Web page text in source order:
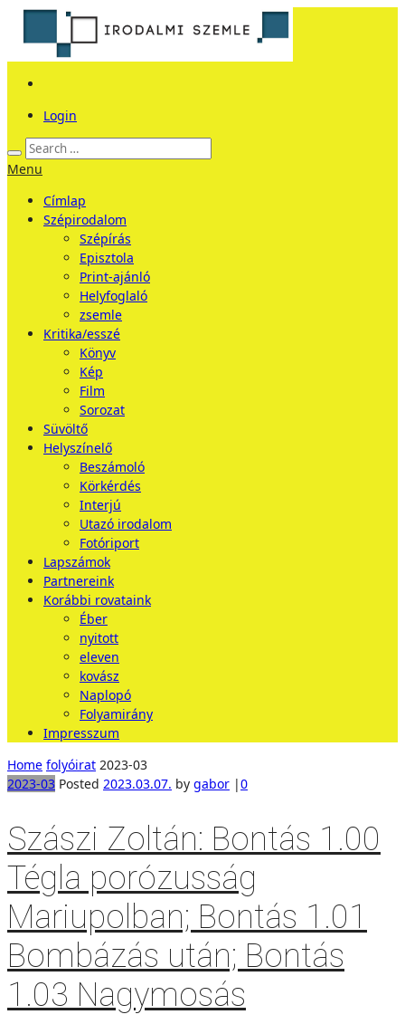
Login
Menu
Címlap
Szépirodalom
Szépírás
Episztola
Print-ajánló
Helyfoglaló
zsemle
Kritika/esszé
Könyv
Kép
Film
Sorozat
Süvöltő
Helyszínelő
Beszámoló
Körkérdés
Interjú
Utazó irodalom
Fotóriport
Lapszámok
Partnereink
Korábbi rovataink
Éber
nyitott
eleven
kovász
Naplopó
Folyamirány
Impresszum
Home folyóirat 2023-03
2023-03 Posted 2023.03.07. by gabor |0
Szászi Zoltán: Bontás 1.00
Tégla porózusság
Mariupolban; Bontás 1.01
Bombázás után; Bontás
1.03 Nagymosás